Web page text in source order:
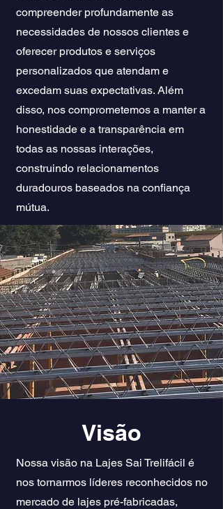
compreender profundamente as
necessidades de nossos clientes e
oferecer produtos e serviços
personalizados que atendam e
excedam suas expectativas. Além
disso, nos comprometemos a manter a
honestidade e a transparência em
todas as nossas interações,
construindo relacionamentos
duradouros baseados na confiança
mútua.
Visão
Nossa visão na Lajes Sai Trelifácil é
nos tornarmos líderes reconhecidos no
mercado de lajes pré-fabricadas,